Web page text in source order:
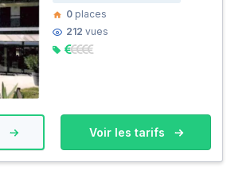
0 places
212 vues
Voir les tarifs